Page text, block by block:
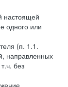
настоящей
одного или
(п. 1.1.
направленных
без